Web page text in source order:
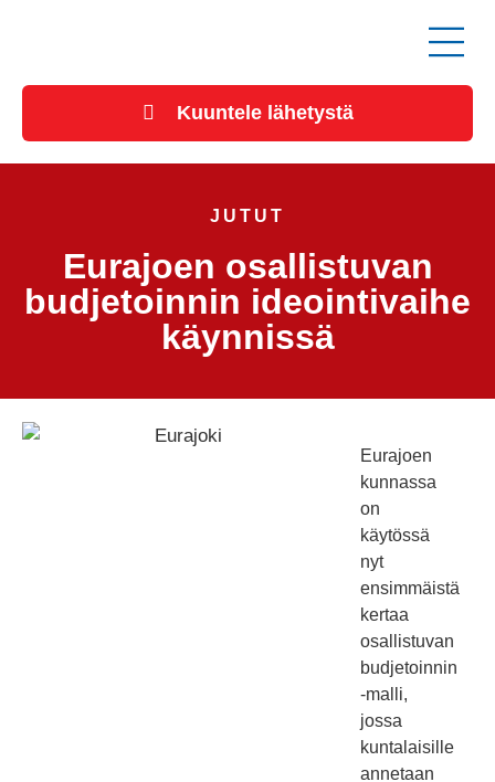
Kuuntele lähetystä
JUTUT
Eurajoen osallistuvan
budjetoinnin ideointivaihe
käynnissä
Eurajoen
kunnassa
on
käytössä
nyt
ensimmäistä
kertaa
osallistuvan
budjetoinnin
-malli,
jossa
kuntalaisille
annetaan